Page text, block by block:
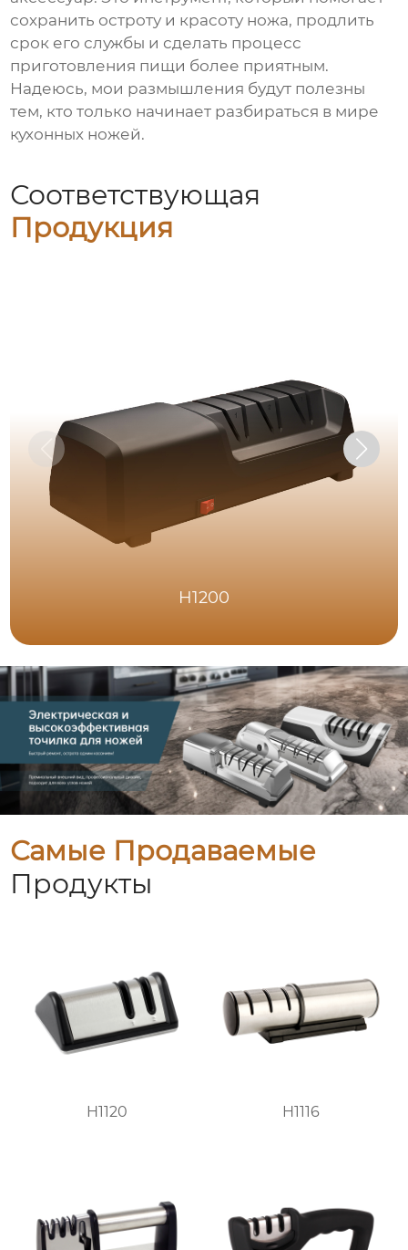
сохранить остроту и красоту ножа, продлить
срок его службы и сделать процесс
приготовления пищи более приятным.
Надеюсь, мои размышления будут полезны
тем, кто только начинает разбираться в мире
кухонных ножей.
Соответствующая
Продукция
H1200
Самые Продаваемые
Продукты
H1120 H1116